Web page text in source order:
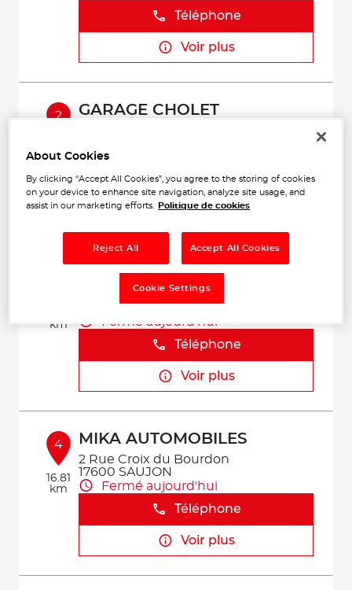
Téléphone
Voir plus
2
6.15
km
GARAGE CHOLET
Fermé aujourd'hui
Téléphone
Voir plus
km
GARAGE JOLLY
Grande Rue
17810 ST GEORGES DES COTEAUX
Fermé aujourd'hui
Téléphone
Voir plus
4
16.81
km
MIKA AUTOMOBILES
2 Rue Croix du Bourdon
17600 SAUJON
Fermé aujourd'hui
Téléphone
Voir plus
About Cookies
By clicking “Accept All Cookies”, you agree to the storing of cookies
on your device to enhance site navigation, analyze site usage, and
assist in our marketing efforts.
Politique de cookies
Reject All Accept All Cookies
Cookie Settings